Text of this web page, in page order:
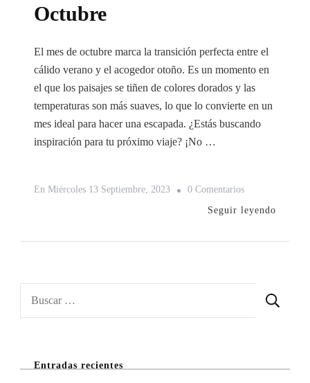
Octubre
El mes de octubre marca la transición perfecta entre el
cálido verano y el acogedor otoño. Es un momento en
el que los paisajes se tiñen de colores dorados y las
temperaturas son más suaves, lo que lo convierte en un
mes ideal para hacer una escapada. ¿Estás buscando
inspiración para tu próximo viaje? ¡No …
En Miércoles 13 Septiembre, 2023 0 ComentariosEn
5
De
Seguir leyendo
Entradas recientes